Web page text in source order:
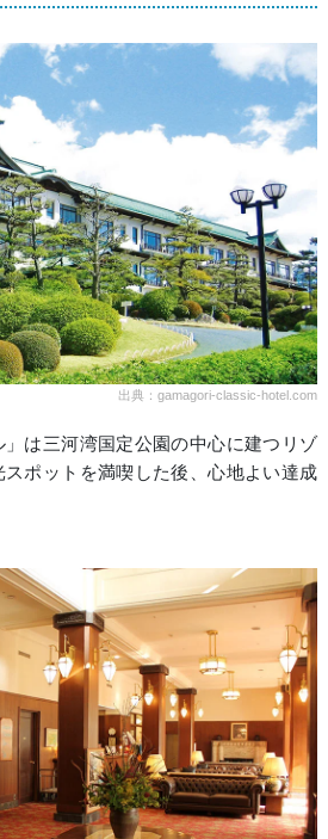
出典：gamagori-classic-hotel.com
」は三河湾国定公園の中心に建つリゾ
ポットを満喫した後、心地よい達成